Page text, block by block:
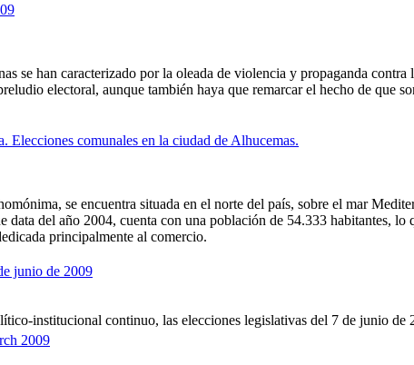
se han caracterizado por la oleada de violencia y propaganda
electoral, aunque también haya que remarcar el hecho de que
Elecciones comunales en la ciudad de Alhucemas.
se encuentra situada en el norte del país, sobre el mar
data del año 2004, cuenta con una población de 54.333 habitantes,
principalmente al comercio.
junio de 2009
institucional continuo, las elecciones legislativas del 7 de junio de
2009